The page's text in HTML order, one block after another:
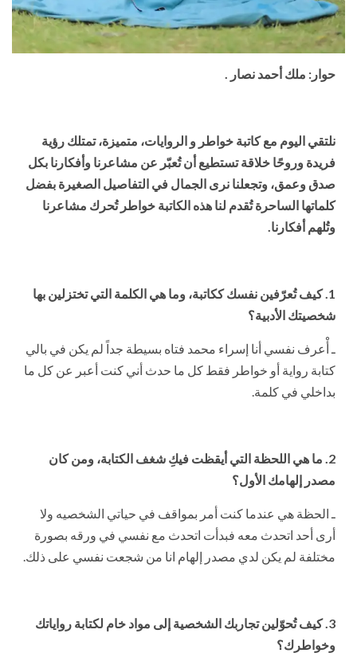
حوار: ملك أحمد نصار .
نلتقي اليوم مع كاتبة خواطر و الروايات، متميزة، تمتلك رؤية
فريدة وروحًا خلاقة تستطيع أن تُعبّر عن مشاعرنا وأفكارنا بكل
صدق وعمق، وتجعلنا نرى الجمال في التفاصيل الصغيرة بفضل
كلماتها الساحرة تُقدم لنا هذه الكاتبة خواطر تُحرك مشاعرنا
وتُلهم أفكارنا.
1. كيف تُعرّفين نفسك ككاتبة، وما هي الكلمة التي تختزلين بها
شخصيتك الأدبية؟
ـ أْعرف نفسي أنا إسراء محمد فتاه بسيطة جداً لم يكن في بالي
كتابة رواية أو خواطر فقط كل ما حدث أني كنت أعبر عن كل ما
بداخلي في كلمة.
2. ما هي اللحظة التي أيقظت فيكِ شغف الكتابة، ومن كان
مصدر إلهامك الأول؟
ـ الحظة هي عندما كنت أمر بمواقف في حياتي الشخصيه ولا
أرى أحد اتحدث معه فبدأت اتحدث مع نفسي في ورقه بصورة
مختلفة لم يكن لدي مصدر إلهام انا من شجعت نفسي على ذلك.
3. كيف تُحوّلين تجاربك الشخصية إلى مواد خام لكتابة رواياتك
وخواطرك؟